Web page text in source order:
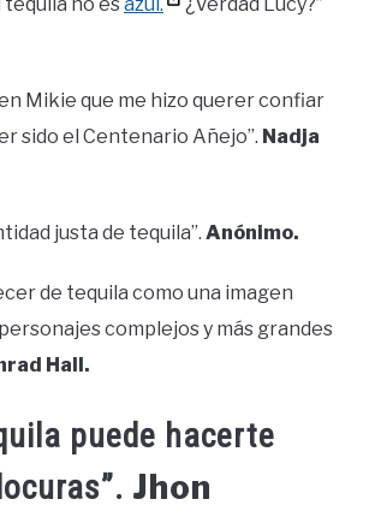
Mikie que me hizo querer confiar
sido el Centenario Añejo”. Nadja
justa de tequila”. Anónimo.
de tequila como una imagen
complejos y más grandes
Hall.
puede hacerte
Jhon